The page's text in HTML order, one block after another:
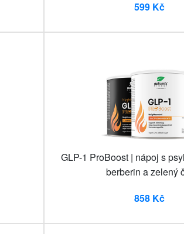
599 Kč
GLP-1 ProBoost | nápoj s
berberin a zelený
858 Kč